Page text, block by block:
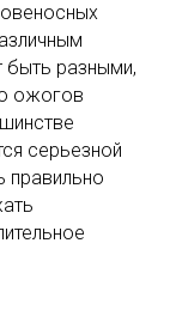
быть разными,
ожогов
серьезной
правильно